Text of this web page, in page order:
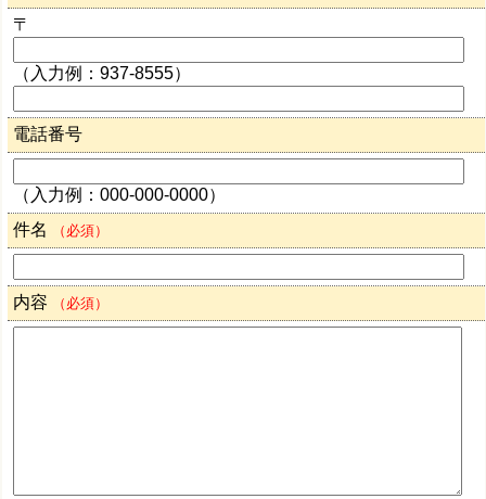
〒
（入力例：937-8555）
電話番号
（入力例：000-000-0000）
件名
（必須）
内容 （必須）